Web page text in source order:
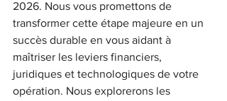
2026. Nous vous promettons de
transformer cette étape majeure en un
succès durable en vous aidant à
maîtriser les leviers financiers,
juridiques et technologiques de votre
opération. Nous explorerons les